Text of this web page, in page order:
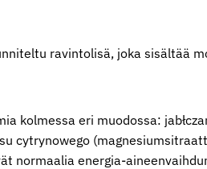
ravintolisä, joka sisältää
kolmessa eri muodossa:
cytrynowego
normaalia energia-